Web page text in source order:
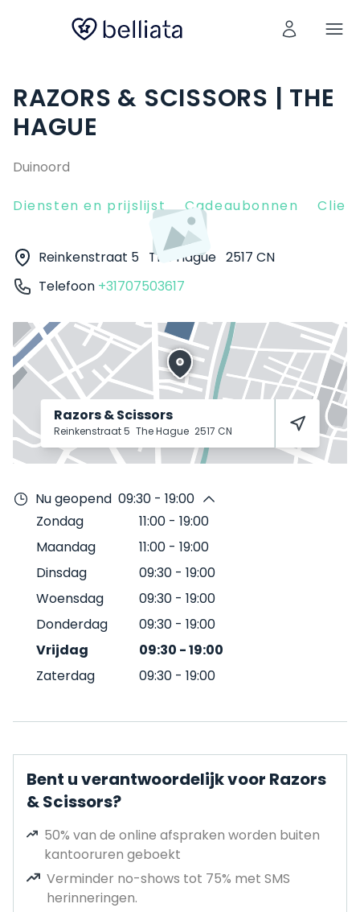
RAZORS & SCISSORS | THE
HAGUE
Duinoord
Diensten en prijslijst Cadeaubonnen
Reinkenstraat 5 The Hague 2517 CN
Telefoon +31707503617
Razors & Scissors
Reinkenstraat 5 The Hague 2517 CN
Nu geopend 09:30 - 19:00
Zondag
11:00 - 19:00
Maandag
11:00 - 19:00
Dinsdag
09:30 - 19:00
Woensdag
09:30 - 19:00
Donderdag
09:30 - 19:00
Vrijdag
09:30 -19:00
Zaterdag
09:30 - 19:00
Bent u verantwoordelijk voor Razors
& Scissors?
50% van de online afspraken worden buiten
kantooruren geboekt
Verminder no-shows tot 75% met SMS
herinneringen.